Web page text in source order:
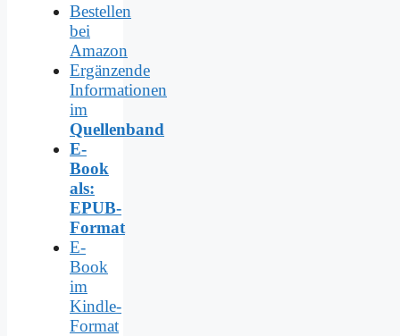
Bestellen
bei
Amazon
Ergänzende
Informationen
im
Quellenband
E-
Book
als:
EPUB-
Format
E-
Book
im
Kindle-
Format